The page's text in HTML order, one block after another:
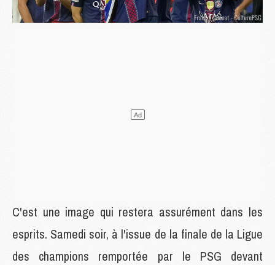
C'est une image qui restera assurément dans les
esprits. Samedi soir, à l'issue de la finale de la Ligue
des champions remportée par le PSG devant